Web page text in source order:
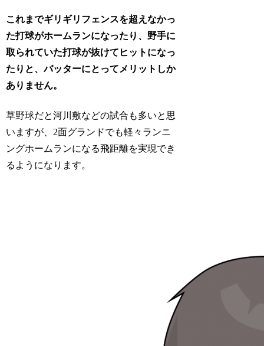
これまでギリギリフェンスを超えなかっ
た打球がホームランになったり、野手に
取られていた打球が抜けてヒットになっ
たりと、バッターにとってメリットしか
ありません。
草野球だと河川敷などの試合も多いと思
いますが、2面グランドでも軽々ランニ
ングホームランになる飛距離を実現でき
るようになります。